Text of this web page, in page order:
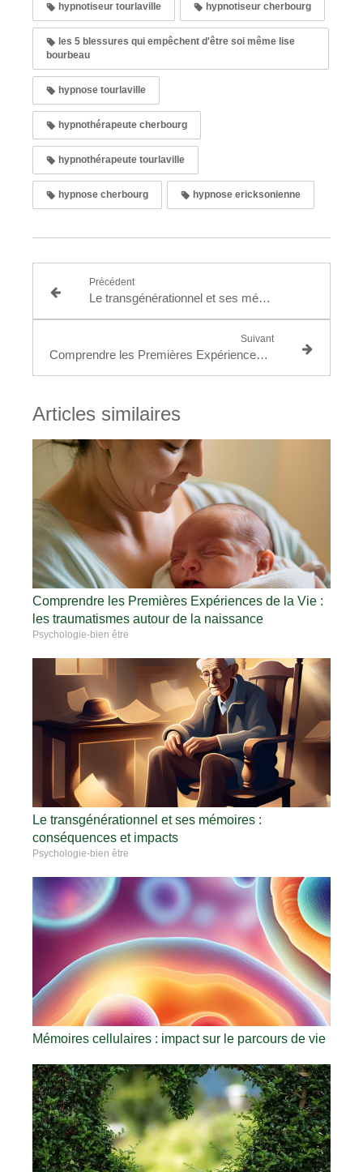
hypnotiseur tourlaville hypnotiseur cherbourg
les 5 blessures qui empêchent d'être soi même lise
bourbeau
hypnose tourlaville
hypnothérapeute cherbourg
hypnothérapeute tourlaville
hypnose cherbourg hypnose ericksonienne
Précédent
Le transgénérationnel et ses mémoires : conséquences et impacts
Suivant
Comprendre les Premières Expériences de la Vie : les traumatismes autour de la naissance
Articles similaires
Comprendre les Premières Expériences de la Vie :
les traumatismes autour de la naissance
Psychologie-bien être
Le transgénérationnel et ses mémoires :
conséquences et impacts
Psychologie-bien être
Mémoires cellulaires : impact sur le parcours de vie